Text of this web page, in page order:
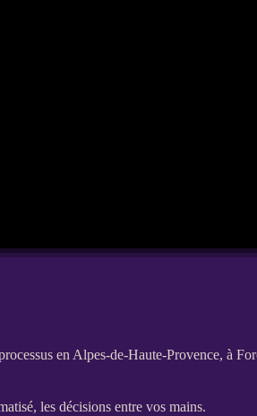
en Alpes-de-Haute-Provence, à
les décisions entre vos mains.